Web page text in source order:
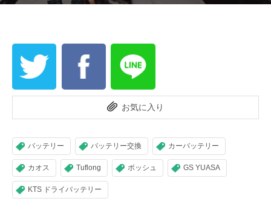
お気に入り
バッテリー バッテリー交換 カーバッテリー
カオス Tuflong ボッシュ GS YUASA
KTS ドライバッテリー